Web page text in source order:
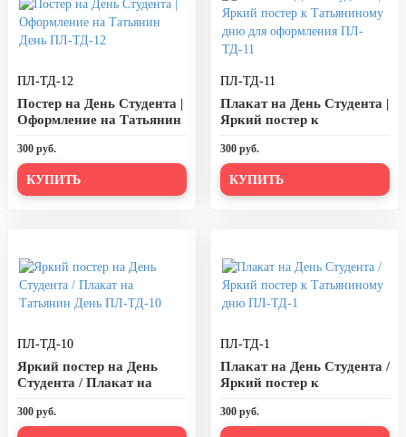
9 декабря, Международный день
борьбы с коррупцией
12 декабря, День конституции РФ
20 декабря, День работника органов
безопасности
Новогоднее оформление
Рождество Христово
25 января, Татьянин день
15 февраля, День памяти о
россиянах...
Масленица
ПЛ-ТД-12
Постер на День Студента |
Оформление на Татьянин
300 руб.
КУПИТЬ
ПЛ-ТД-11
Плакат на День Студента |
Яркий постер к
оформления ПЛ-ТД-11
300 руб.
КУПИТЬ
ПЛ-ТД-10
Яркий постер на День
Студента / Плакат на
300 руб.
ПЛ-ТД-1
Плакат на День Студента /
Яркий постер к
ТД-1
300 руб.